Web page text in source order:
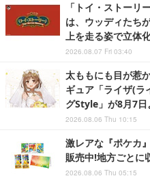
「トイ・ストーリ
は、ウッディたち
上を走る姿で立体
2026.08.07 Fri 03:40
太ももにも目が惹
ギュア「ライザ(ラ
グStyle」が8月7
2026.08.06 Thu 10:15
激レアな『ポケカ
販売中!地方ごとに
2026.08.06 Thu 05:15